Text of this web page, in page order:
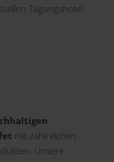
Tagungshotel
mit zahlreichen
Unsere